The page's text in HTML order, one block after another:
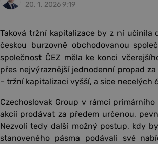
20. 1. 2026 9:19
Taková tržní kapitalizace by z ní učinila
českou burzovně obchodovanou
společnost ČEZ měla ke konci
přes nejvýraznější jednodenní propad
– tržní kapitalizaci vyšší, a sice necelých
Czechoslovak Group v rámci
akcii prodávat za předem určenou,
Nezvolí tedy další možný postup, kdy
stanoveného pásma podávali své